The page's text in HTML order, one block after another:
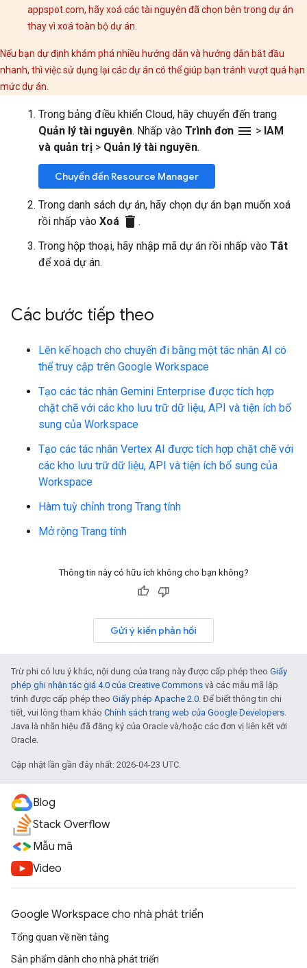
appspot.com, hãy xoá các tài nguyên đã chọn bên trong dự án
thay vì xoá toàn bộ dự án.
Nếu bạn dự định khám phá nhiều hướng dẫn và hướng dẫn bắt đầu
nhanh, thì việc sử dụng lại các dự án có thể giúp bạn tránh vượt quá hạn
mức dự án.
Trong bảng điều khiển Cloud, hãy chuyển đến trang
Quản lý tài nguyên. Nhấp vào Trình đơn menu > IAM
và quản trị > Quản lý tài nguyên.
Chuyển đến Resource Manager
Trong danh sách dự án, hãy chọn dự án bạn muốn xoá
rồi nhấp vào Xoá delete .
Trong hộp thoại, hãy nhập mã dự án rồi nhấp vào Tắt
để xoá dự án.
Các bước tiếp theo
Lên kế hoạch cho chuyến đi bằng một tác nhân AI có
thể truy cập trên Google Workspace
Tạo các tác nhân Gemini Enterprise được tích hợp
chặt chẽ với các kho lưu trữ dữ liệu, API và tiện ích bổ
sung của Workspace
Tạo các tác nhân Vertex AI được tích hợp chặt chẽ với
các kho lưu trữ dữ liệu, API và tiện ích bổ sung của
Workspace
Hàm tuỳ chỉnh trong Trang tính
Mở rộng Trang tính
Thông tin này có hữu ích không cho bạn không?
Gửi ý kiến phản hồi
Trừ phi có lưu ý khác, nội dung của trang này được cấp phép theo Giấy
phép ghi nhận tác giả 4.0 của Creative Commons và các mẫu mã lập
trình được cấp phép theo Giấy phép Apache 2.0 . Để biết thông tin chi
tiết, vui lòng tham khảo Chính sách trang web của Google Developers
Java là nhãn hiệu đã đăng ký của Oracle và/hoặc các đơn vị liên kết với
Oracle.
Cập nhật lần gần đây nhất: 2026-04-23 UTC.
Blog
Stack Overflow
Mẫu mã
Video
Google Workspace cho nhà phát triển
Tổng quan về nền tảng
Sản phẩm dành cho nhà phát triển